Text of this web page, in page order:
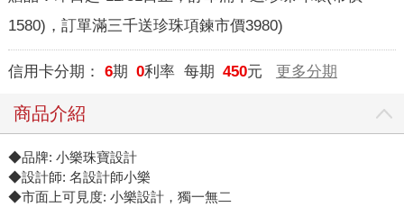
1580)，訂單滿三千送珍珠項鍊市價3980)
信用卡分期： 6期 0利率 每期 450元 更多分期
商品介紹
◆品牌: 小樂珠寶設計
◆設計師: 名設計師小樂
◆市面上可見度: 小樂設計，獨一無二